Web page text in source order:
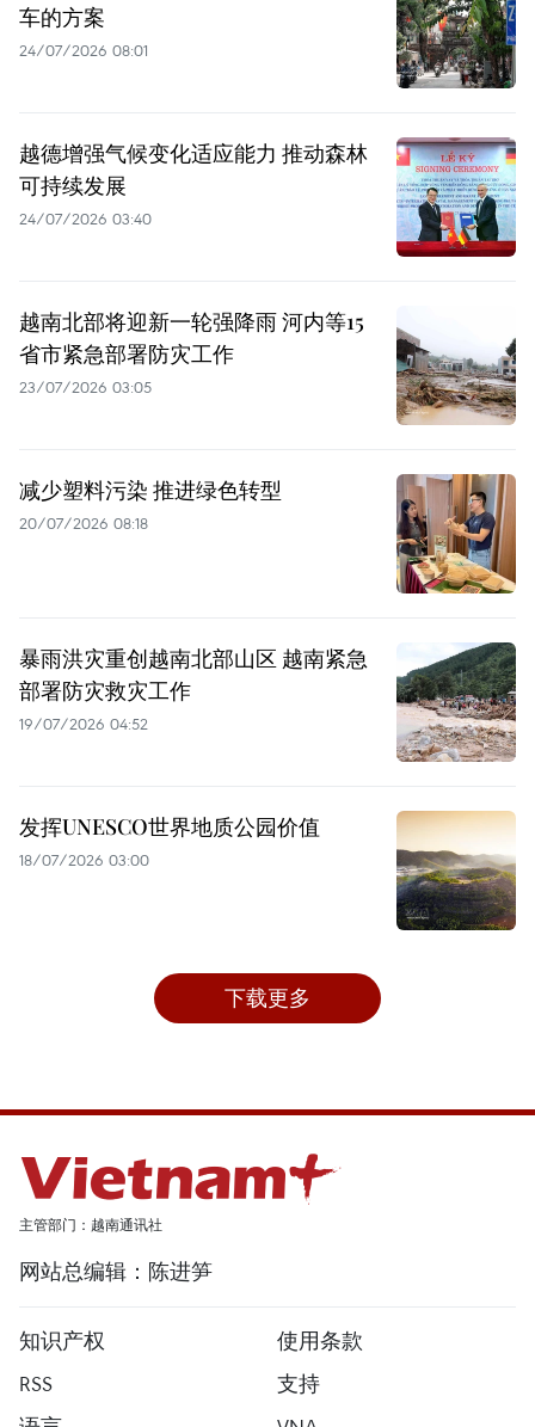
车的方案
24/07/2026 08:01
越德增强气候变化适应能力 推动森林
可持续发展
24/07/2026 03:40
越南北部将迎新一轮强降雨 河内等15
省市紧急部署防灾工作
23/07/2026 03:05
减少塑料污染 推进绿色转型
20/07/2026 08:18
暴雨洪灾重创越南北部山区 越南紧急
部署防灾救灾工作
19/07/2026 04:52
发挥UNESCO世界地质公园价值
18/07/2026 03:00
下载更多
主管部门：越南通讯社
网站总编辑：陈进笋
知识产权
使用条款
RSS
支持